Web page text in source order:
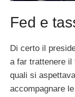
Fed e
Di certo il
a far trattenere
quali si
accompagnare